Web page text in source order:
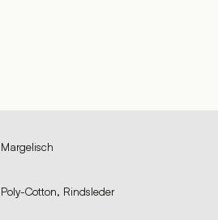
Margelisch
Poly-Cotton, Rindsleder